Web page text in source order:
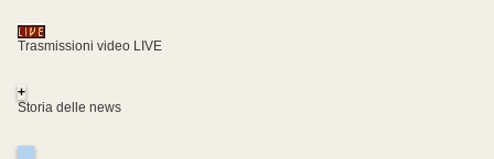
Trasmissioni video LIVE
+
Storia delle news